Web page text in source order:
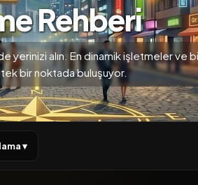
Rehberi
yerinizi alın. En dinamik işletmeler ve
bir noktada buluşuyor.
▾